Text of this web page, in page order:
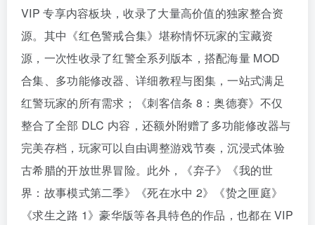
VIP 专享内容板块，收录了大量高价值的独家整合资
源。其中《红色警戒合集》堪称情怀玩家的宝藏资
源，一次性收录了红警全系列版本，搭配海量 MOD
合集、多功能修改器、详细教程与图集，一站式满足
红警玩家的所有需求；《刺客信条 8：奥德赛》不仅
整合了全部 DLC 内容，还额外附赠了多功能修改器与
完美存档，玩家可以自由调整游戏节奏，沉浸式体验
古希腊的开放世界冒险。此外，《弃子》《我的世
界：故事模式第二季》《死在水中 2》《贽之匣庭》
《求生之路 1》豪华版等各具特色的作品，也都在 VIP